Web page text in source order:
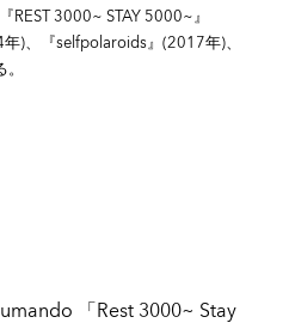
REST 3000~ STAY 5000~』
)、『selfpolaroids』(2017年)、
「Rest 3000~ Stay